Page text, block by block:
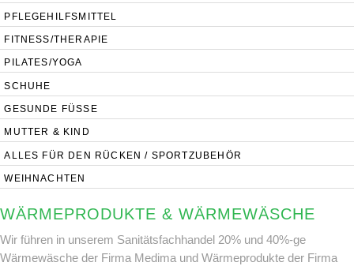
PFLEGEHILFSMITTEL
FITNESS/THERAPIE
PILATES/YOGA
SCHUHE
GESUNDE FÜSSE
MUTTER & KIND
ALLES FÜR DEN RÜCKEN / SPORTZUBEHÖR
WEIHNACHTEN
WÄRMEPRODUKTE & WÄRMEWÄSCHE
Wir führen in unserem Sanitätsfachhandel 20% und 40%-ge
Wärmewäsche der Firma Medima und Wärmeprodukte der Firma